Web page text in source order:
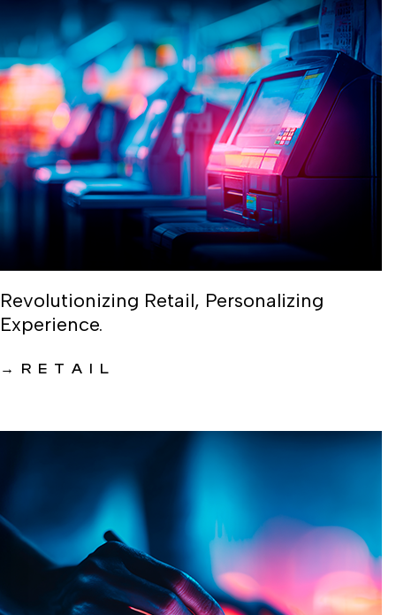
Revolutionizing Retail, Personalizing
Experience.
→ RETAIL